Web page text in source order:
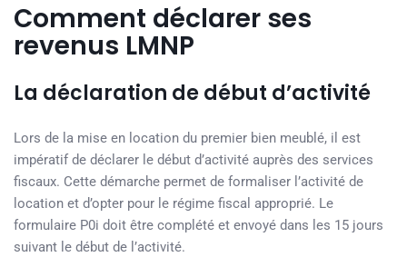
Comment déclarer ses
revenus LMNP
La déclaration de début d’activité
Lors de la mise en location du premier bien meublé, il est
impératif de déclarer le début d’activité auprès des services
fiscaux. Cette démarche permet de formaliser l’activité de
location et d’opter pour le régime fiscal approprié. Le
formulaire P0i doit être complété et envoyé dans les 15 jours
suivant le début de l’activité.